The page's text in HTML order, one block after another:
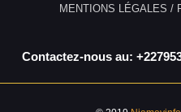
MENTIONS LÉGALES /
Contactez-nous au: